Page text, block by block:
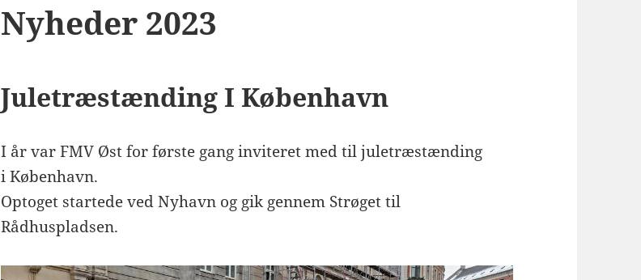
Nyheder 2023
Juletræstænding I København
I år var FMV Øst for første gang inviteret med til juletræstænding
i København.
Optoget startede ved Nyhavn og gik gennem Strøget til
Rådhuspladsen.